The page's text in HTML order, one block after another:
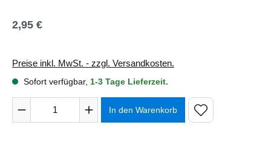
Regulärer Preis:
2,95 €
Preise inkl. MwSt. - zzgl. Versandkosten.
Sofort verfügbar, 1-3 Tage Lieferzeit.
Produkt Anzahl: Gib den gewünschten Wert ein oder
In den Warenkorb